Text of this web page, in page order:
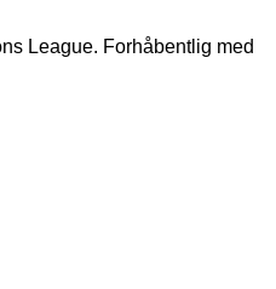
League. Forhåbentlig med